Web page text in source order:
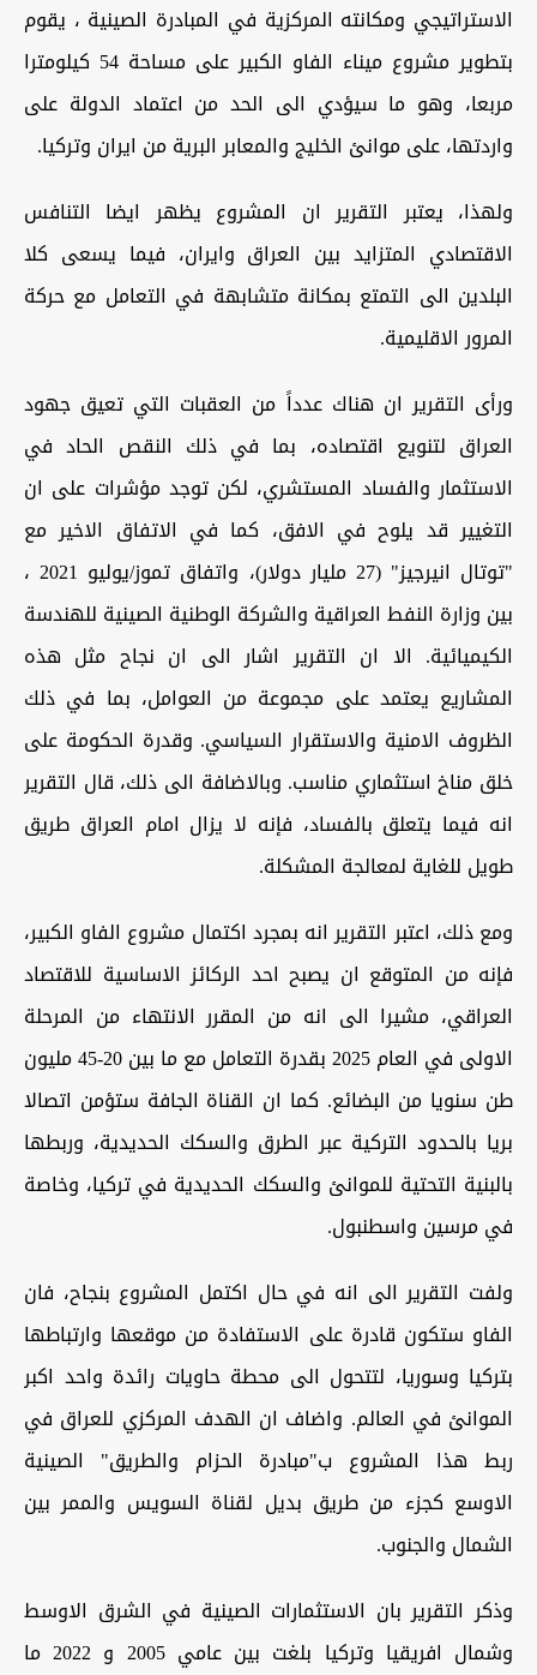
الاستراتيجي ومكانته المركزية في المبادرة الصينية ، يقوم
بتطوير مشروع ميناء الفاو الكبير على مساحة 54 كيلومترا
مربعا، وهو ما سيؤدي الى الحد من اعتماد الدولة على
واردتها، على موانئ الخليج والمعابر البرية من ايران وتركيا.
ولهذا، يعتبر التقرير ان المشروع يظهر ايضا التنافس
الاقتصادي المتزايد بين العراق وايران، فيما يسعى كلا
البلدين الى التمتع بمكانة متشابهة في التعامل مع حركة
المرور الاقليمية.
ورأى التقرير ان هناك عدداً من العقبات التي تعيق جهود
العراق لتنويع اقتصاده، بما في ذلك النقص الحاد في
الاستثمار والفساد المستشري، لكن توجد مؤشرات على ان
التغيير قد يلوح في الافق، كما في الاتفاق الاخير مع
"توتال انيرجيز" (27 مليار دولار)، واتفاق تموز/يوليو 2021 ،
بين وزارة النفط العراقية والشركة الوطنية الصينية للهندسة
الكيميائية. الا ان التقرير اشار الى ان نجاح مثل هذه
المشاريع يعتمد على مجموعة من العوامل، بما في ذلك
الظروف الامنية والاستقرار السياسي. وقدرة الحكومة على
خلق مناخ استثماري مناسب. وبالاضافة الى ذلك، قال التقرير
انه فيما يتعلق بالفساد، فإنه لا يزال امام العراق طريق
طويل للغاية لمعالجة المشكلة.
ومع ذلك، اعتبر التقرير انه بمجرد اكتمال مشروع الفاو الكبير،
فإنه من المتوقع ان يصبح احد الركائز الاساسية للاقتصاد
العراقي، مشيرا الى انه من المقرر الانتهاء من المرحلة
الاولى في العام 2025 بقدرة التعامل مع ما بين 20-45 مليون
طن سنويا من البضائع. كما ان القناة الجافة ستؤمن اتصالا
بريا بالحدود التركية عبر الطرق والسكك الحديدية، وربطها
بالبنية التحتية للموانئ والسكك الحديدية في تركيا، وخاصة
في مرسين واسطنبول.
ولفت التقرير الى انه في حال اكتمل المشروع بنجاح، فان
الفاو ستكون قادرة على الاستفادة من موقعها وارتباطها
بتركيا وسوريا، لتتحول الى محطة حاويات رائدة واحد اكبر
الموانئ في العالم. واضاف ان الهدف المركزي للعراق في
ربط هذا المشروع ب"مبادرة الحزام والطريق" الصينية
الاوسع كجزء من طريق بديل لقناة السويس والممر بين
الشمال والجنوب.
وذكر التقرير بان الاستثمارات الصينية في الشرق الاوسط
وشمال افريقيا وتركيا بلغت بين عامي 2005 و 2022 ما